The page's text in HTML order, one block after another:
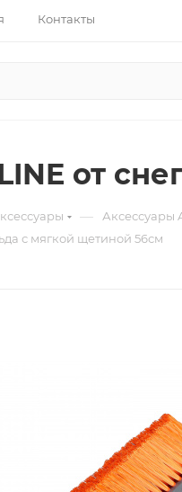
Контакты
от
— Аксессуары
с мягкой щетиной 56см